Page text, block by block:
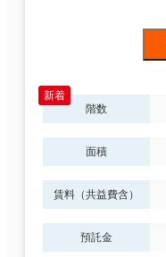
階数
面積
賃料（共益費含）
預託金